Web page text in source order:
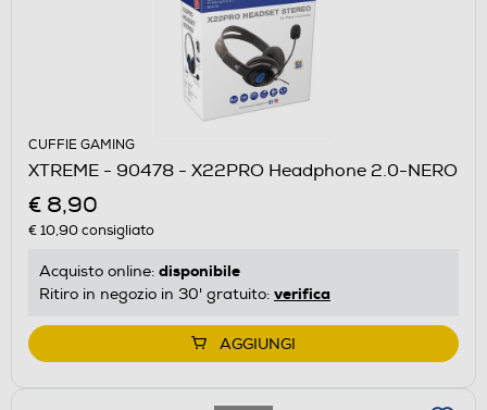
CUFFIE GAMING
XTREME - 90478 - X22PRO Headphone 2.0-NERO
€ 8,90
€ 10,90consigliato
Acquisto online: disponibile
Ritiro in negozio in 30' gratuito: verifica
AGGIUNGI